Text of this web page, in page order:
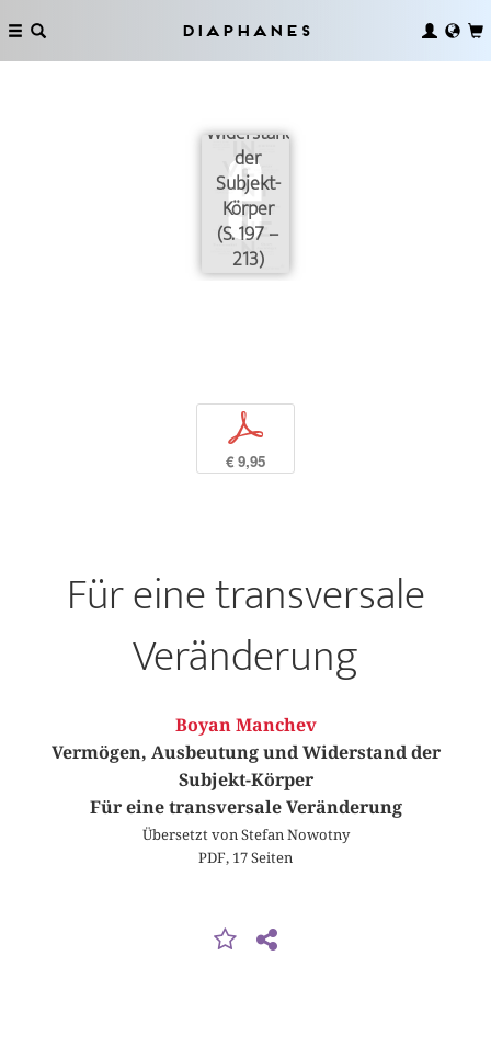
Diaphanes
Vermögen,
Widerstand
der
Subjekt-
Körper
(S. 197 –
213)
p
€ 9,95
Für eine transversale
Veränderung
Boyan Manchev
Vermögen, Ausbeutung und Widerstand der
Subjekt-Körper
Für eine transversale Veränderung
Übersetzt von Stefan Nowotny
PDF, 17 Seiten